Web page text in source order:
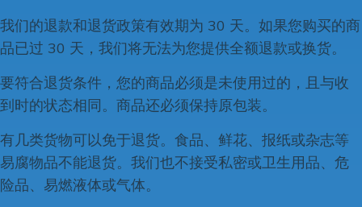
我们的退款和退货政策有效期为 30 天。如果您购买的商
品已过 30 天，我们将无法为您提供全额退款或换货。
要符合退货条件，您的商品必须是未使用过的，且与收
到时的状态相同。商品还必须保持原包装。
有几类货物可以免于退货。食品、鲜花、报纸或杂志等
易腐物品不能退货。我们也不接受私密或卫生用品、危
险品、易燃液体或气体。